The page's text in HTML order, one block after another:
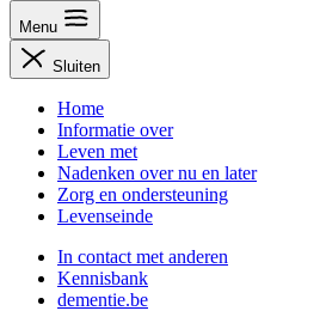
Menu
Sluiten
Home
Informatie over
Leven met
Nadenken over nu en later
Zorg en ondersteuning
Levenseinde
In contact met anderen
Kennisbank
dementie.be